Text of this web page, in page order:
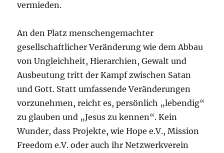
vermieden.
An den Platz menschengemachter
gesellschaftlicher Veränderung wie dem Abbau
von Ungleichheit, Hierarchien, Gewalt und
Ausbeutung tritt der Kampf zwischen Satan
und Gott. Statt umfassende Veränderungen
vorzunehmen, reicht es, persönlich „lebendig“
zu glauben und „Jesus zu kennen“. Kein
Wunder, dass Projekte, wie Hope e.V., Mission
Freedom e.V. oder auch ihr Netzwerkverein